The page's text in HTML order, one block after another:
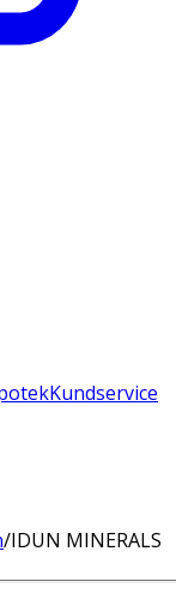
Kundservice
/IDUN MINERALS